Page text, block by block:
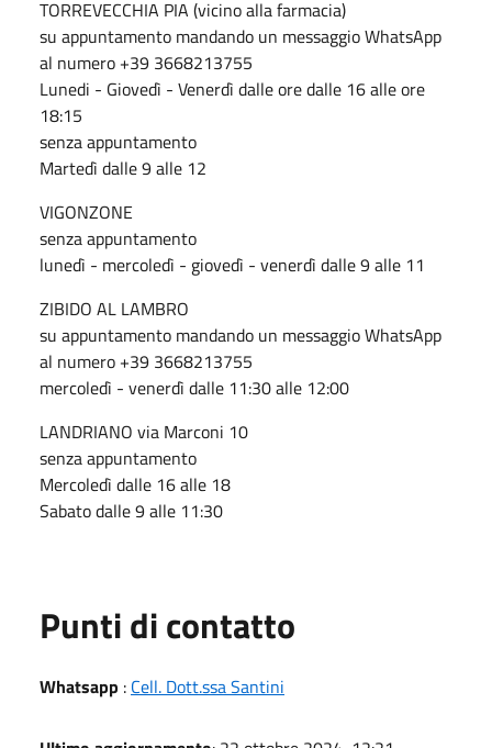
TORREVECCHIA PIA (vicino alla farmacia)
su appuntamento mandando un messaggio WhatsApp
al numero +39 3668213755
Lunedi - Giovedì - Venerdì dalle ore dalle 16 alle ore
18:15
senza appuntamento
Martedì dalle 9 alle 12
VIGONZONE
senza appuntamento
lunedì - mercoledì - giovedì - venerdì dalle 9 alle 11
ZIBIDO AL LAMBRO
su appuntamento mandando un messaggio WhatsApp
al numero +39 3668213755
mercoledì - venerdì dalle 11:30 alle 12:00
LANDRIANO via Marconi 10
senza appuntamento
Mercoledì dalle 16 alle 18
Sabato dalle 9 alle 11:30
Punti di contatto
Whatsapp : Cell. Dott.ssa Santini